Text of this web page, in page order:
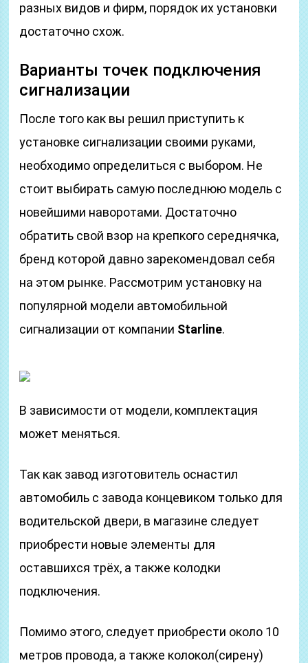
разных видов и фирм, порядок их установки
достаточно схож.
Варианты точек подключения
сигнализации
После того как вы решил приступить к
установке сигнализации своими руками,
необходимо определиться с выбором. Не
стоит выбирать самую последнюю модель с
новейшими наворотами. Достаточно
обратить свой взор на крепкого середнячка,
бренд которой давно зарекомендовал себя
на этом рынке. Рассмотрим установку на
популярной модели автомобильной
сигнализации от компании Starline.
В зависимости от модели, комплектация
может меняться.
Так как завод изготовитель оснастил
автомобиль с завода концевиком только для
водительской двери, в магазине следует
приобрести новые элементы для
оставшихся трёх, а также колодки
подключения.
Помимо этого, следует приобрести около 10
метров провода, а также колокол(сирену)